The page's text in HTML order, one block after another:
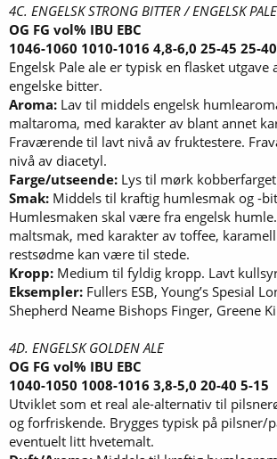
4C. ENGELSK STRONG BITTER / ENGELSK
OG FG vol% IBU EBC
1046-1060 1010-1016 4,8-6,0 25-45 25-40
Engelsk Pale ale er typisk en flasket utgave
engelske bitter.
Aroma: Lav til middels engelsk
maltaroma, med karakter av blant annet
Fraværende til lavt nivå av fruktestere.
nivå av diacetyl.
Farge/utseende: Lys til mørk
Smak: Middels til kraftig humlesmak og -
Humlesmaken skal være fra engelsk
maltsmak, med karakter av toffee,
restsødme kan være til stede.
Kropp: Medium til fyldig kropp. Lavt
Eksempler: Fullers ESB, Young’s Spesial
Shepherd Neame Bishops Finger, Greene
4D. ENGELSK GOLDEN ALE
OG FG vol% IBU EBC
1040-1050 1008-1016 3,8-5,0 20-40 5-15
Utviklet som et real ale-alternativ til
og forfriskende. Brygges typisk på pilsner/
eventuelt litt hvetemalt.